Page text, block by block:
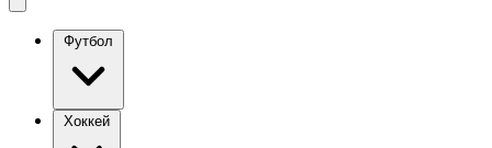
Футбол
Хоккей